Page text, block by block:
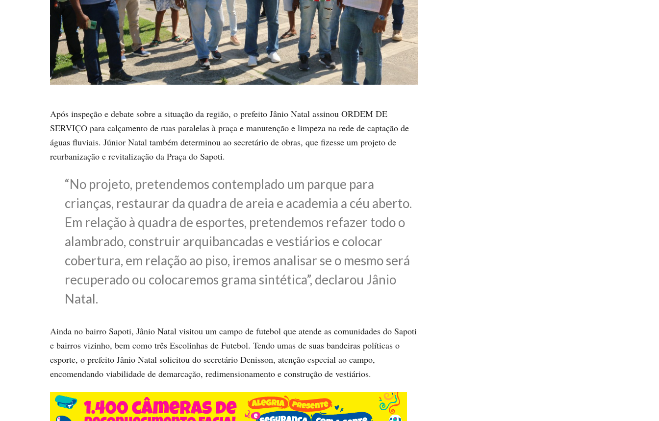
Após inspeção e debate sobre a situação da região, o prefeito Jânio Natal assinou ORDEM DE
SERVIÇO para calçamento de ruas paralelas à praça e manutenção e limpeza na rede de captação de
águas fluviais. Júnior Natal também determinou ao secretário de obras, que fizesse um projeto de
reurbanização e revitalização da Praça do Sapoti.
“No projeto, pretendemos contemplado um parque para
crianças, restaurar da quadra de areia e academia a céu aberto.
Em relação à quadra de esportes, pretendemos refazer todo o
alambrado, construir arquibancadas e vestiários e colocar
cobertura, em relação ao piso, iremos analisar se o mesmo será
recuperado ou colocaremos grama sintética”, declarou Jânio
Natal.
Ainda no bairro Sapoti, Jânio Natal visitou um campo de futebol que atende as comunidades do Sapoti
e bairros vizinho, bem como três Escolinhas de Futebol. Tendo umas de suas bandeiras políticas o
esporte, o prefeito Jânio Natal solicitou do secretário Denisson, atenção especial ao campo,
encomendando viabilidade de demarcação, redimensionamento e construção de vestiários.